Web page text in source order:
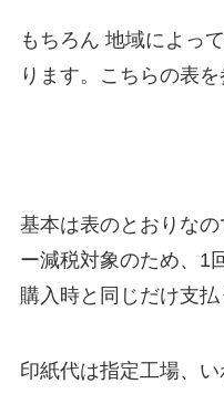
もちろん 地域によっ
ります。こちらの表
基本は表のとおりな
ー減税対象のため、1
購入時と同じだけ支払
印紙代は指定工場、